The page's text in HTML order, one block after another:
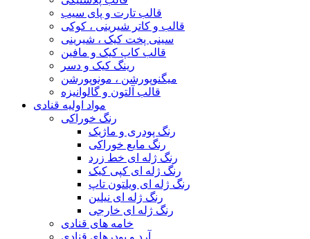
قالب تارت و پای سیب
قالب و کاتر شیرینی ، کوکی
سینی پخت کیک ، شیرینی
قالب کاپ کیک و مافین
رینگ کیک و دسر
میگنوپورشن ، مونوپورشن
قالب آلتون و گالوانیزه
مواد اولیه قنادی
رنگ خوراکی
رنگ پودری و ماژیک
رنگ مایع خوراکی
رنگ ژله ای خط زرد
رنگ ژله ای کپی کیک
رنگ ژله ای ویلتون تاپ
رنگ ژله ای نیلین
رنگ ژله ای خارجی
خامه های قنادی